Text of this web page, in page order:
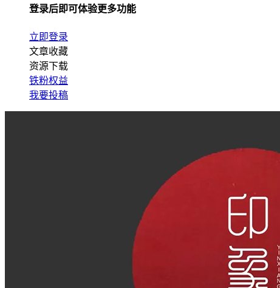
登录后即可体验更多功能
立即登录
文章收藏
资源下载
铁粉权益
我要投稿